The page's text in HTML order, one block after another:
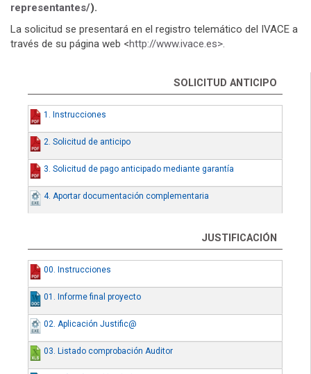
representantes/).
La solicitud se presentará en el registro telemático del IVACE a
través de su página web <http://www.ivace.es>.
SOLICITUD ANTICIPO
1. Instrucciones
2. Solicitud de anticipo
3. Solicitud de pago anticipado mediante garantía
4. Aportar documentación complementaria
JUSTIFICACIÓN
00. Instrucciones
01. Informe final proyecto
02. Aplicación Justific@
03. Listado comprobación Auditor